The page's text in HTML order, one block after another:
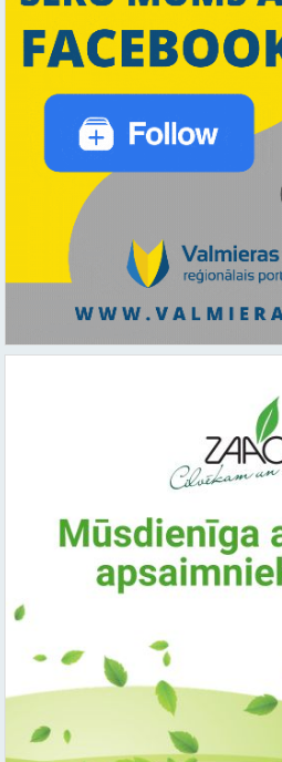
Saistītie raksti: